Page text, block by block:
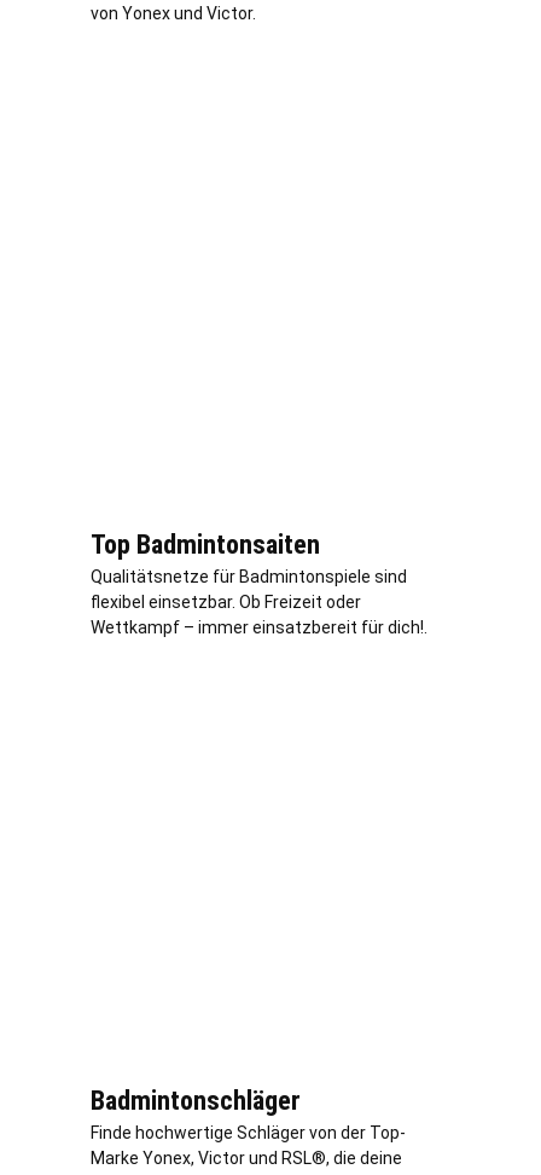
von Yonex und Victor.
Top Badmintonsaiten
Qualitätsnetze für Badmintonspiele sind
flexibel einsetzbar. Ob Freizeit oder
Wettkampf – immer einsatzbereit für dich!.
Badmintonschläger
Finde hochwertige Schläger von der Top-
Marke Yonex, Victor und RSL®, die deine